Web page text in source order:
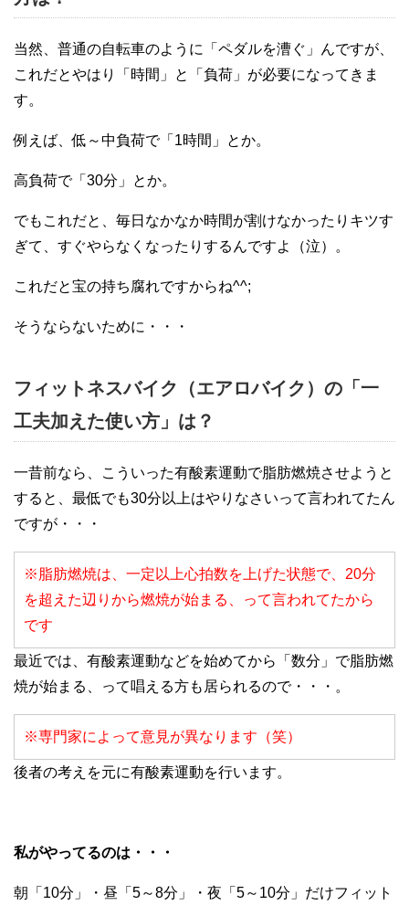
当然、普通の自転車のように「ペダルを漕ぐ」んですが、
これだとやはり「時間」と「負荷」が必要になってきま
す。
例えば、低～中負荷で「1時間」とか。
高負荷で「30分」とか。
でもこれだと、毎日なかなか時間が割けなかったりキツす
ぎて、すぐやらなくなったりするんですよ（泣）。
これだと宝の持ち腐れですからね^^;
そうならないために・・・
フィットネスバイク（エアロバイク）の「一
工夫加えた使い方」は？
一昔前なら、こういった有酸素運動で脂肪燃焼させようと
すると、最低でも30分以上はやりなさいって言われてたん
ですが・・・
※脂肪燃焼は、一定以上心拍数を上げた状態で、20分
を超えた辺りから燃焼が始まる、って言われてたから
です
最近では、有酸素運動などを始めてから「数分」で脂肪燃
焼が始まる、って唱える方も居られるので・・・。
※専門家によって意見が異なります（笑）
後者の考えを元に有酸素運動を行います。
私がやってるのは・・・
朝「10分」・昼「5～8分」・夜「5～10分」だけフィット